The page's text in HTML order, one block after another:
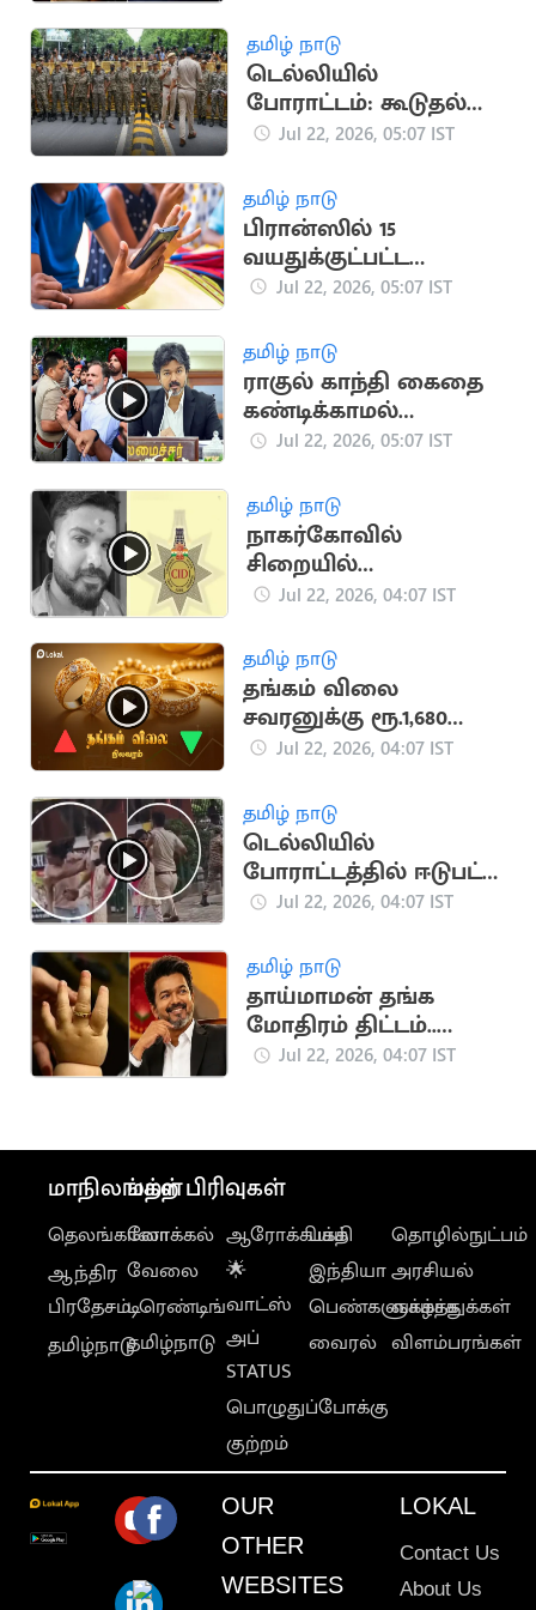
தமிழ் நாடு
டெல்லியில்
போராட்டம்: கூடுதல்
படைகள் வரவிழிப்பு
Jul 22, 2026, 05:07 IST
தமிழ் நாடு
பிரான்ஸில் 15
வயதுக்குட்பட்ட
குழந்தைகளுக்கு
Jul 22, 2026, 05:07 IST
தமிழ் நாடு
ராகுல் காந்தி கைதை
கண்டிக்காமல்
மௌனம் காக்கும்
அதிர்ச்சி
Jul 22, 2026, 05:07 IST
தமிழ் நாடு
நாகர்கோவில்
சிறையில்
விசாரணைக் கைதி
சிபிசிஐடி-க்கு மாற்றம்
Jul 22, 2026, 04:07 IST
தமிழ் நாடு
தங்கம் விலை
சவரனுக்கு ரூ.1,680
உயர்ந்தது
Jul 22, 2026, 04:07 IST
தமிழ் நாடு
டெல்லியில்
போராட்டத்தில் ஈடுபட்ட
பெண்ணை அறைந்த
Jul 22, 2026, 04:07 IST
தமிழ் நாடு
தாய்மாமன் தங்க
மோதிரம் திட்டம்..
வெளியான புதிய
Jul 22, 2026, 04:07 IST
மாநிலங்கள்
தெலங்கானா
ஆந்திர
பிரதேசம்
தமிழ்நாடு
மற்ற பிரிவுகள்
லோக்கல்
வேலை
டிரெண்டிங்
தமிழ்நாடு
ஆரோக்கியம்
🌟
வாட்ஸ்
அப்
STATUS
பொழுதுப்போக்கு
குற்றம்
பக்தி
இந்தியா
பெண்களுக்காக
வைரல்
தொழில்நுட்பம்
அரசியல்
வாழ்த்துக்கள்
விளம்பரங்கள்
OUR
OTHER
WEBSITES
LOKAL
Contact Us
About Us